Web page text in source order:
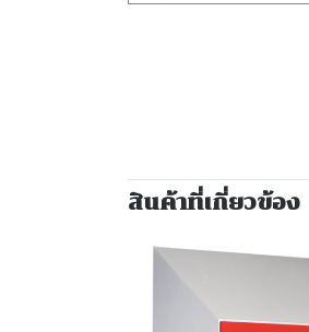
สินค้าที่เกี่ยวข้อง